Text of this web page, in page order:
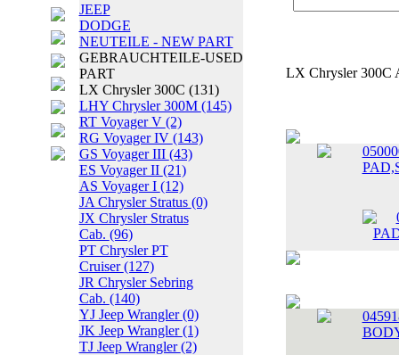
JEEP
DODGE
NEUTEILE - NEW PART
GEBRAUCHTEILE-USED
PART
LX Chrysler 300C (131)
LHY Chrysler 300M (145)
RT Voyager V (2)
RG Voyager IV (143)
GS Voyager III (43)
ES Voyager II (21)
AS Voyager I (12)
JA Chrysler Stratus (0)
JX Chrysler Stratus
Cab. (96)
PT Chrysler PT
Cruiser(127)
JR Chrysler Sebring
Cab. (140)
YJ Jeep Wrangler(0)
JK Jeep Wrangler(1)
TJ Jeep Wrangler(2)
LX Chrysler 300C